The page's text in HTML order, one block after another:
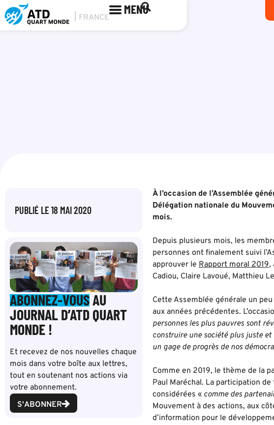
MENU
PUBLIÉ LE 18 MAI 2020
ABONNEZ-VOUSAU
JOURNAL D’ATD QUART
MONDE !
Et recevez de nos nouvelles chaque
mois dans votre boîte aux lettres,
tout en soutenant nos actions via
votre abonnement.
S'ABONNER
À l’occasion de l’Assemblée
Délégation nationale du
mois.
Depuis plusieurs mois, les
personnes ont finalement suivi
approuver le Rapport moral 2019,
Cadiou, Claire Lavoué, Matthieu
Cette Assemblée générale un
aux années précédentes.
personnes les plus pauvres sont
construire une société plus juste
un gage de progrès de nos
Comme en 2019, le thème de la
Paul Maréchal. La participation
considérées « comme des
Mouvement à des actions, aux
d’information pour le